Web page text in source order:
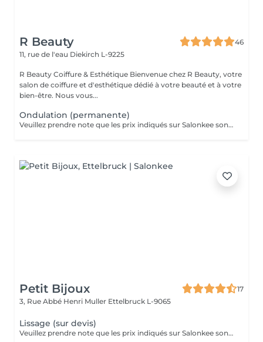
R Beauty
46
11, rue de l'eau Diekirch L-9225
R Beauty Coiffure & Esthétique Bienvenue chez R Beauty, votre
salon de coiffure et d'esthétique dédié à votre beauté et à votre
bien-être. Nous vous...
Ondulation (permanente)
Veuillez prendre note que les prix indiqués sur Salonkee sont communiqués à titre informatif et s'entendent de base. Ces derniers sont susceptibles de varier selon le diagnostic réalisé à votre arrivée au salon et l'expertise du professionnel à qui vous confiez votre beauté. Dans tous les cas, un devis précis vous sera proposé et toutes réalisations de prestations seront effectuées avec votre accord. Un grand merci d'avance pour votre compréhension. Au plaisir de vous recevoir très vite.
Petit Bijoux
17
3, Rue Abbé Henri Muller Ettelbruck L-9065
Lissage (sur devis)
Veuillez prendre note que les prix indiqués sur Salonkee sont communiqués à titre informatif et s'entendent de base. Ces derniers sont susceptibles de varier selon le diagnostic réalisé à votre arrivée au salon et l'expertise du professionnel à qui vous confiez votre beauté. Dans tous les cas, un devis précis vous sera proposé et toutes réalisations de prestations seront effectuées avec votre accord. Un grand merci d'avance pour votre compréhension. Au plaisir de vous recevoir très vite.